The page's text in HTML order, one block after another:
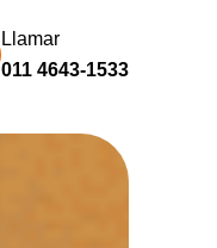
Llamar
011 4643-1533